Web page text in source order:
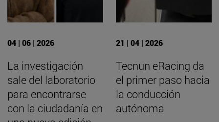
04 | 06 | 2026
La investigación
sale del laboratorio
para encontrarse
con la ciudadanía en
21 | 04 | 2026
Tecnun eRacing da
el primer paso hacia
la conducción
autónoma